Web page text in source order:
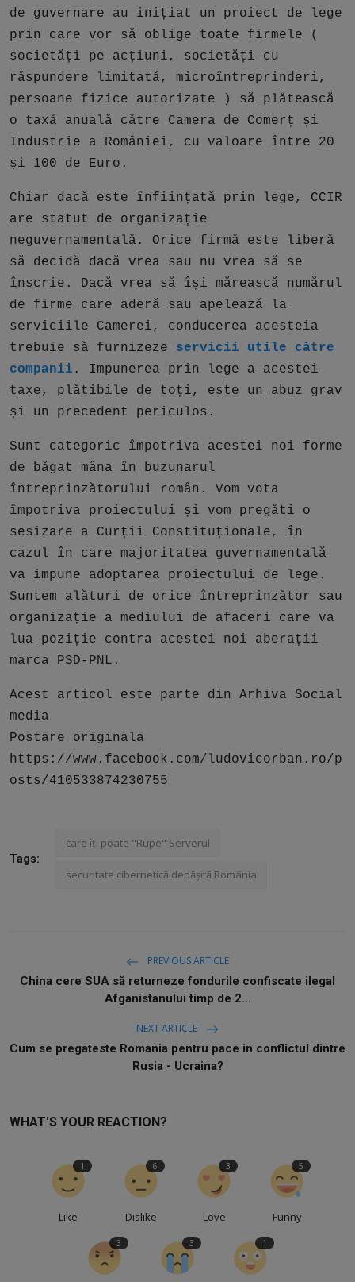
de guvernare au inițiat un proiect de lege
prin care vor să oblige toate firmele (
societăți pe acțiuni, societăți cu
răspundere limitată, microîntreprinderi,
persoane fizice autorizate ) să plătească
o taxă anuală către Camera de Comerț și
Industrie a României, cu valoare între 20
și 100 de Euro.
Chiar dacă este înființată prin lege, CCIR
are statut de organizație
neguvernamentală. Orice firmă este liberă
să decidă dacă vrea sau nu vrea să se
înscrie. Dacă vrea să își mărească numărul
de firme care aderă sau apelează la
serviciile Camerei, conducerea acesteia
trebuie să furnizeze servicii utile către
companii . Impunerea prin lege a acestei
taxe, plătibile de toți, este un abuz grav
și un precedent periculos.
Sunt categoric împotriva acestei noi forme
de băgat mâna în buzunarul
întreprinzătorului român. Vom vota
împotriva proiectului și vom pregăti o
sesizare a Curții Constituționale, în
cazul în care majoritatea guvernamentală
va impune adoptarea proiectului de lege.
Suntem alături de orice întreprinzător sau
organizație a mediului de afaceri care va
lua poziție contra acestei noi aberații
marca PSD-PNL.
Acest articol este parte din Arhiva Social
media
Postare originala
https://www.facebook.com/ludovicorban.ro/p
osts/410533874230755
Tags:
care îți poate "Rupe" Serverul
securitate cibernetică depășită România
PREVIOUS ARTICLE
China cere SUA să returneze fondurile confiscate ilegal
Afganistanului timp de 2...
NEXT ARTICLE
Cum se pregateste Romania pentru pace in conflictul dintre
Rusia - Ucraina?
WHAT'S YOUR REACTION?
Like
1
Dislike
6
Love
3
Funny
5
3 3 1